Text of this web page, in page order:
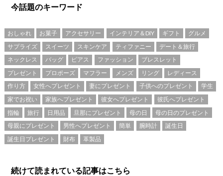
今話題のキーワード
おしゃれ お菓子 アクセサリー インテリア＆DIY ギフト
グルメ
サプライズ
スイーツ スキンケア ティファニー
デート＆旅行
ネックレス
バッグ ピアス ファッション
ブレスレット
プレゼント
プロポーズ マフラー メンズ リング
レディース
作り方
女性へプレゼント 妻にプレゼント 子供へのプレゼント
学生
家でお祝い
家族へプレゼント 彼女へプレゼント
彼氏へプレゼント
指輪
旅行 日用品 旦那にプレゼント 母の日
母の日のプレゼント
母親にプレゼント
男性へプレゼント 簡単 腕時計
誕生日
誕生日プレゼント
財布 革製品
続けて読まれている記事はこちら